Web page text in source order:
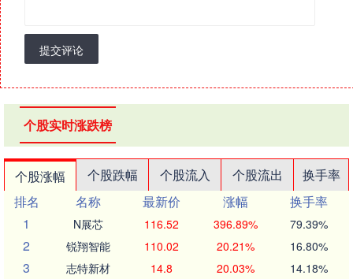
提交评论
个股实时涨跌榜
个股涨幅 个股跌幅 个股流入 个股流出
换手率
排名
名称 最新价 涨幅
换手率
1
N展芯 116.52 396.89% 79.39%
2 锐翔智能 110.02 20.21% 16.80%
3 志特新材 14.8 20.03% 14.18%